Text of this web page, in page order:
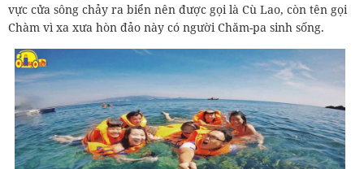
vực cửa sông chảy ra biển nên được gọi là Cù Lao, còn tên gọi
Chàm vì xa xưa hòn đảo này có người Chăm-pa sinh sống.